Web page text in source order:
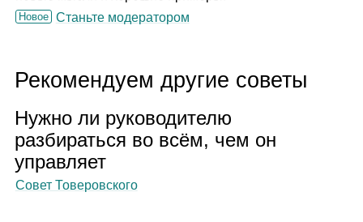
Новое Станьте модератором
Рекомендуем другие советы
Нужно ли руко­во­ди­телю
раз­би­раться во всём, чем он
управ­ляет
Совет Товеровского